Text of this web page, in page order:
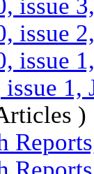
issue
issue
issue
1,
)